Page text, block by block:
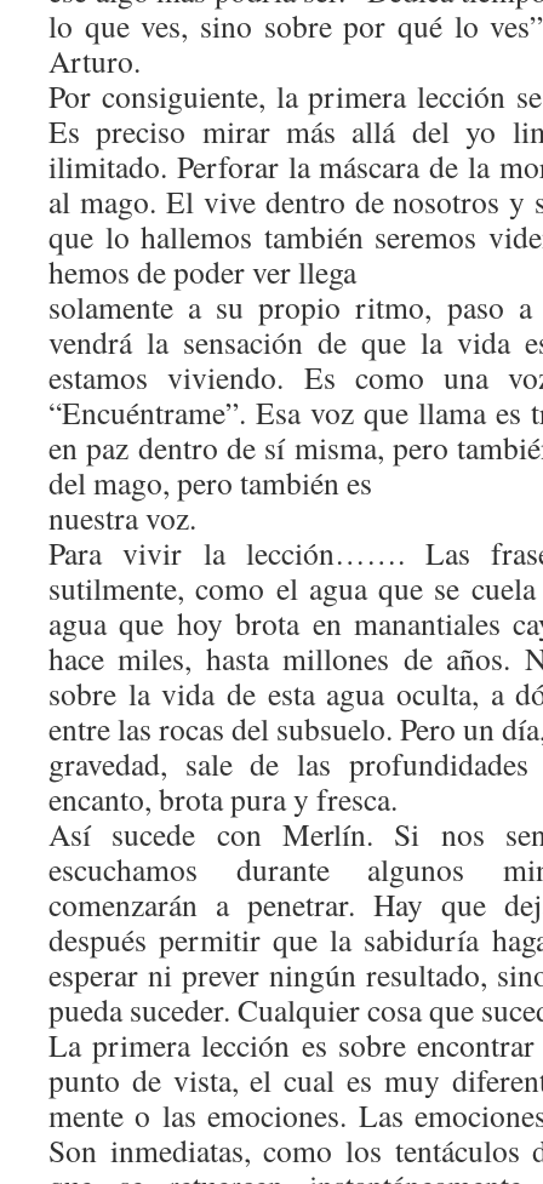
lo que ves, sino sobre por qué lo
Arturo.
Por consiguiente, la primera lección
Es preciso mirar más allá del yo
ilimitado. Perforar la máscara de la
al mago. El vive dentro de nosotros y
que lo hallemos también seremos
hemos de poder ver llega
solamente a su propio ritmo, paso
vendrá la sensación de que la vida
estamos viviendo. Es como una
“Encuéntrame”. Esa voz que llama es
en paz dentro de sí misma, pero
del mago, pero también es
nuestra voz.
Para vivir la lección……. Las
sutilmente, como el agua que se
agua que hoy brota en manantiales
hace miles, hasta millones de años.
sobre la vida de esta agua oculta, a
entre las rocas del subsuelo. Pero un
gravedad, sale de las
encanto, brota pura y fresca.
Así sucede con Merlín. Si nos
escuchamos durante algunos
comenzarán a penetrar. Hay que
después permitir que la sabiduría
esperar ni prever ningún resultado,
pueda suceder. Cualquier cosa que
La primera lección es sobre
punto de vista, el cual es muy
mente o las emociones. Las
Son inmediatas, como los tentáculos